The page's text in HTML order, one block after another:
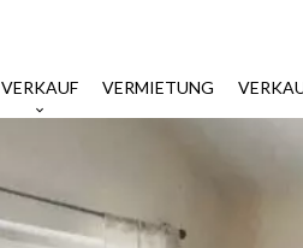
VERKAUF VERMIETUNG